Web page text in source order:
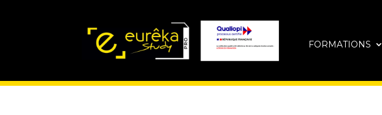
FORMATIONS